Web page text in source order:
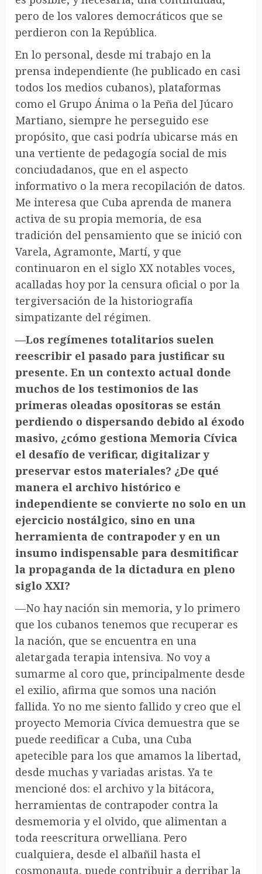
pero de los valores democráticos que se
perdieron con la República.
En lo personal, desde mi trabajo en la
prensa independiente (he publicado en casi
todos los medios cubanos), plataformas
como el Grupo Ánima o la Peña del Júcaro
Martiano, siempre he perseguido ese
propósito, que casi podría ubicarse más en
una vertiente de pedagogía social de mis
conciudadanos, que en el aspecto
informativo o la mera recopilación de datos.
Me interesa que Cuba aprenda de manera
activa de su propia memoria, de esa
tradición del pensamiento que se inició con
Varela, Agramonte, Martí, y que
continuaron en el siglo XX notables voces,
acalladas hoy por la censura oficial o por la
tergiversación de la historiografía
simpatizante del régimen.
—Los regímenes totalitarios suelen
reescribir el pasado para justificar su
presente. En un contexto actual donde
muchos de los testimonios de las
primeras oleadas opositoras se están
perdiendo o dispersando debido al éxodo
masivo, ¿cómo gestiona Memoria Cívica
el desafío de verificar, digitalizar y
preservar estos materiales? ¿De qué
manera el archivo histórico e
independiente se convierte no solo en un
ejercicio nostálgico, sino en una
herramienta de contrapoder y en un
insumo indispensable para desmitificar
la propaganda de la dictadura en pleno
siglo XXI?
—No hay nación sin memoria, y lo primero
que los cubanos tenemos que recuperar es
la nación, que se encuentra en una
aletargada terapia intensiva. No voy a
sumarme al coro que, principalmente desde
el exilio, afirma que somos una nación
fallida. Yo no me siento fallido y creo que el
proyecto Memoria Cívica demuestra que se
puede reedificar a Cuba, una Cuba
apetecible para los que amamos la libertad,
desde muchas y variadas aristas. Ya te
mencioné dos: el archivo y la bitácora,
herramientas de contrapoder contra la
desmemoria y el olvido, que alimentan a
toda reescritura orwelliana. Pero
cualquiera, desde el albañil hasta el
cosmonauta, puede contribuir a derribar la